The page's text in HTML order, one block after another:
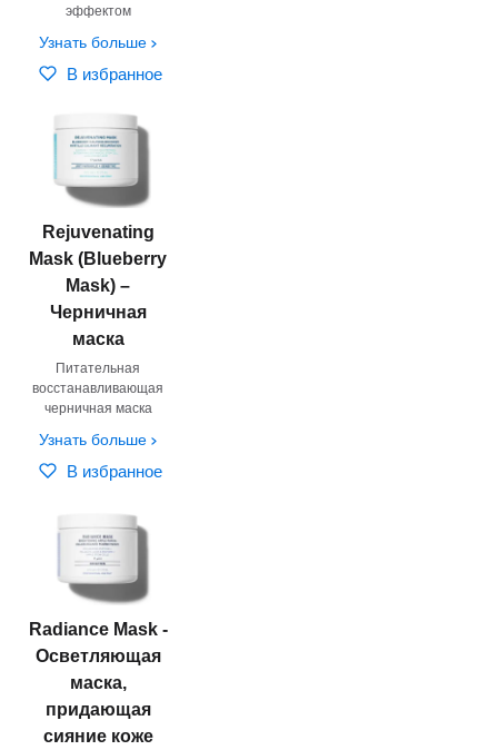
эффектом
Узнать больше
В избранное
Rejuvenating
Mask (Blueberry
Mask) –
Черничная
маска
Питательная
восстанавливающая
черничная маска
Узнать больше
В избранное
Radiance Mask -
Осветляющая
маска,
придающая
сияние коже